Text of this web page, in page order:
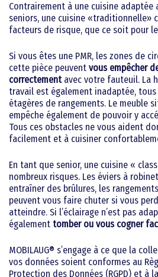
Contrairement à une cuisine adaptée
seniors, une cuisine «traditionnelle»
facteurs de risque, que ce soit pour
Si vous êtes une PMR, les zones de
cette pièce peuvent vous empêcher
correctementavec votre fauteuil. La
travail est également inadaptée,
étagères de rangements. Le meuble
empêche également de pouvoir y
Tous ces obstacles ne vous aident
facilement et à cuisiner
En tant que senior, une cuisine «
nombreux risques. Les éviers à
entraîner des brûlures, les
peuvent vous faire chuter si vous
atteindre. Si l’éclairage n’est pas
également tomber ou vous cogner
MOBILAUG® s’engage à ce que la
vos données soient conformes au
Protection des Données (RGPD) et à